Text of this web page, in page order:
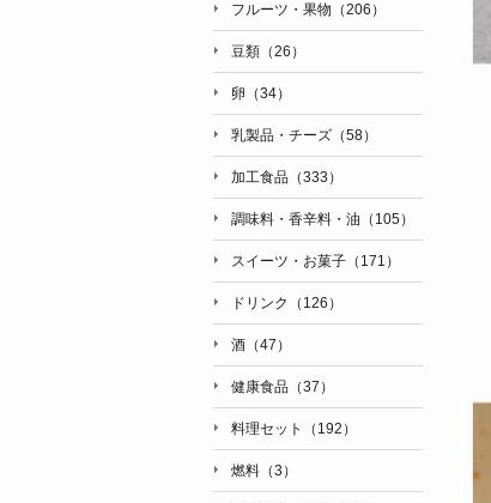
フルーツ・果物（206）
豆類（26）
卵（34）
乳製品・チーズ（58）
加工食品（333）
調味料・香辛料・油（105）
スイーツ・お菓子（171）
ドリンク（126）
酒（47）
健康食品（37）
料理セット（192）
燃料（3）